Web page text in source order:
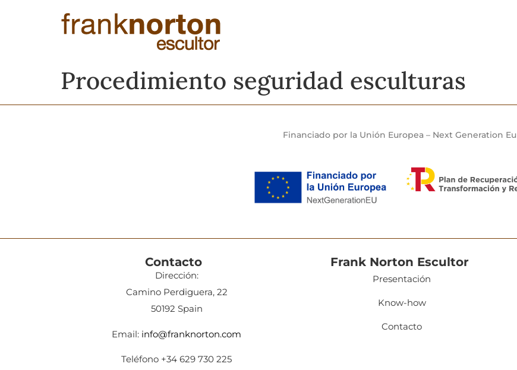
Procedimiento seguridad esculturas
Financiado por la Unión Europea – Next Generation Eu
Contacto
Dirección:
Camino Perdiguera, 22
50192 Spain
Email: info@franknorton.com
Teléfono +34 629 730 225
Frank Norton Escultor
Presentación
Know-how
Contacto